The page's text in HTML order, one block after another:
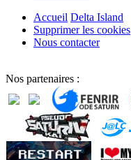
Accueil Delta Island
Supprimer les cookies
Nous contacter
Nos partenaires :